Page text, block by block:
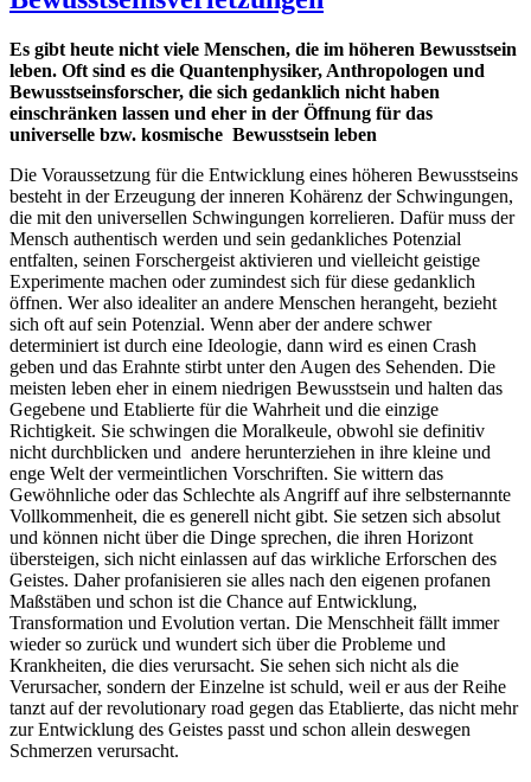
Es gibt heute nicht viele Menschen, die im höheren Bewusstsein
leben. Oft sind es die Quantenphysiker, Anthropologen und
Bewusstseinsforscher, die sich gedanklich nicht haben
einschränken lassen und eher in der Öffnung für das
universelle bzw. kosmische Bewusstsein leben
Die Voraussetzung für die Entwicklung eines höheren Bewusstseins
besteht in der Erzeugung der inneren Kohärenz der Schwingungen,
die mit den universellen Schwingungen korrelieren. Dafür muss der
Mensch authentisch werden und sein gedankliches Potenzial
entfalten, seinen Forschergeist aktivieren und vielleicht geistige
Experimente machen oder zumindest sich für diese gedanklich
öffnen. Wer also idealiter an andere Menschen herangeht, bezieht
sich oft auf sein Potenzial. Wenn aber der andere schwer
determiniert ist durch eine Ideologie, dann wird es einen Crash
geben und das Erahnte stirbt unter den Augen des Sehenden. Die
meisten leben eher in einem niedrigen Bewusstsein und halten das
Gegebene und Etablierte für die Wahrheit und die einzige
Richtigkeit. Sie schwingen die Moralkeule, obwohl sie definitiv
nicht durchblicken und andere herunterziehen in ihre kleine und
enge Welt der vermeintlichen Vorschriften. Sie wittern das
Gewöhnliche oder das Schlechte als Angriff auf ihre selbsternannte
Vollkommenheit, die es generell nicht gibt. Sie setzen sich absolut
und können nicht über die Dinge sprechen, die ihren Horizont
übersteigen, sich nicht einlassen auf das wirkliche Erforschen des
Geistes. Daher profanisieren sie alles nach den eigenen profanen
Maßstäben und schon ist die Chance auf Entwicklung,
Transformation und Evolution vertan. Die Menschheit fällt immer
wieder so zurück und wundert sich über die Probleme und
Krankheiten, die dies verursacht. Sie sehen sich nicht als die
Verursacher, sondern der Einzelne ist schuld, weil er aus der Reihe
tanzt auf der revolutionary road gegen das Etablierte, das nicht mehr
zur Entwicklung des Geistes passt und schon allein deswegen
Schmerzen verursacht.